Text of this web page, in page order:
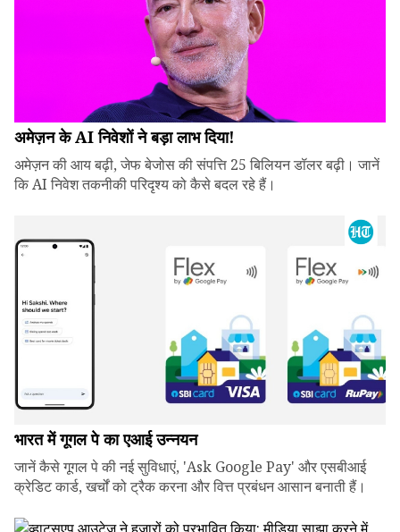
अमेज़न के AI निवेशों ने बड़ा लाभ दिया!
अमेज़न की आय बढ़ी, जेफ बेजोस की संपत्ति 25 बिलियन डॉलर बढ़ी। जानें
कि AI निवेश तकनीकी परिदृश्य को कैसे बदल रहे हैं।
भारत में गूगल पे का एआई उन्नयन
जानें कैसे गूगल पे की नई सुविधाएं, 'Ask Google Pay' और एसबीआई
क्रेडिट कार्ड, खर्चों को ट्रैक करना और वित्त प्रबंधन आसान बनाती हैं।